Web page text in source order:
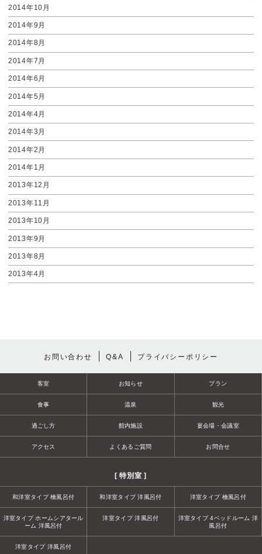
2014年10月
2014年9月
2014年8月
2014年7月
2014年6月
2014年5月
2014年4月
2014年3月
2014年2月
2014年1月
2013年12月
2013年11月
2013年10月
2013年9月
2013年8月
2013年4月
お問い合わせ Q&A プライバシーポリシー
客室 お知らせ プラン
食事 温泉 観光
過ごし方 館内施設 宴会場・会議室
アクセス よくあるご質問 お問合せ
[ 特別室 ]
和洋室タイプ 檜風呂付 和洋室タイプ 洋風呂付 洋室タイプ 檜風呂付
洋室タイプ ホームシアタール
ーム 洋風呂付
洋室タイプ 洋風呂付
洋室タイプ 4ベッドルーム 洋
風呂付
洋室タイプ 洋風呂付